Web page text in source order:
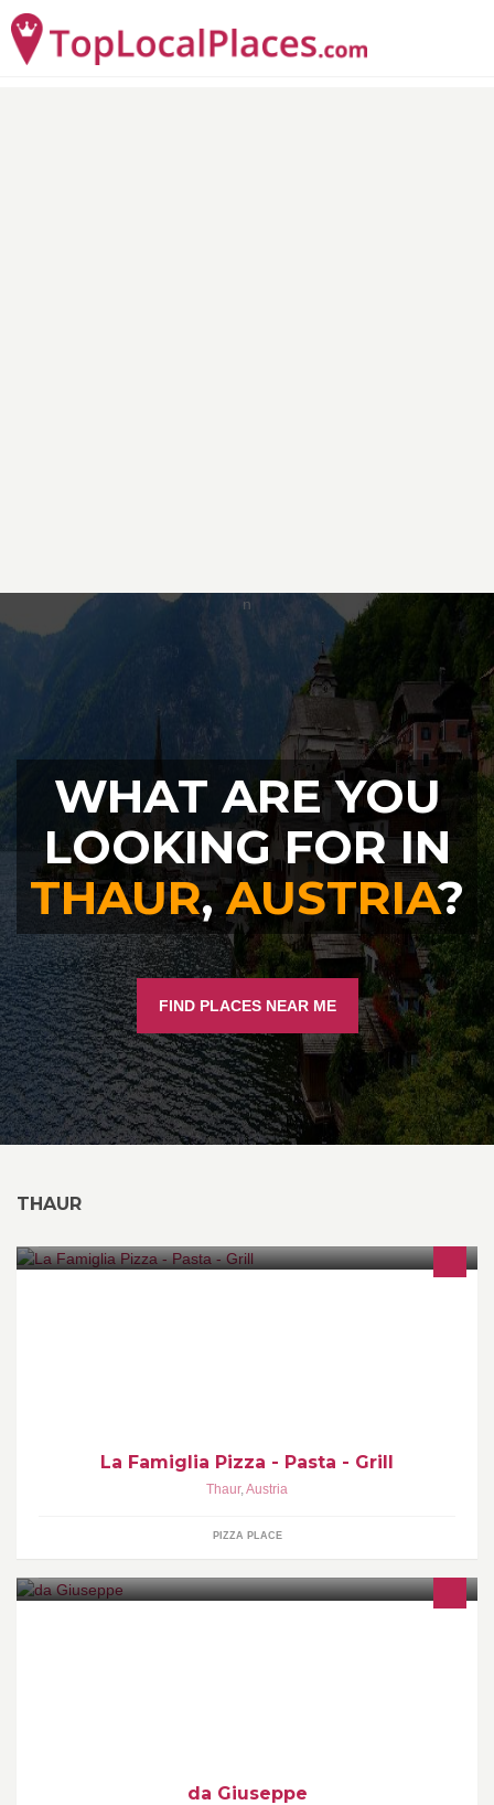
WHAT ARE YOU
LOOKING FOR IN
THAUR,AUSTRIA?
FIND PLACES NEAR ME
THAUR
La Famiglia Pizza - Pasta - Grill
Thaur,Austria
PIZZA PLACE
da Giuseppe